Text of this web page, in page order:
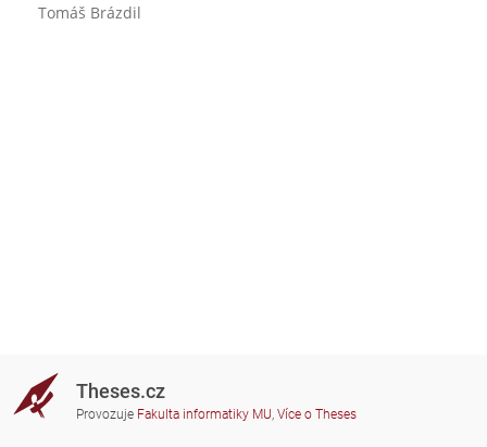
Tomáš Brázdil
Theses.cz
Provozuje Fakulta informatiky MU, Více o Theses